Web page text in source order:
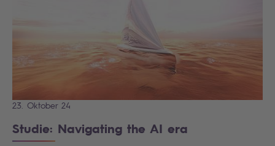
23. Oktober 24
Studie: Navigating the AI era